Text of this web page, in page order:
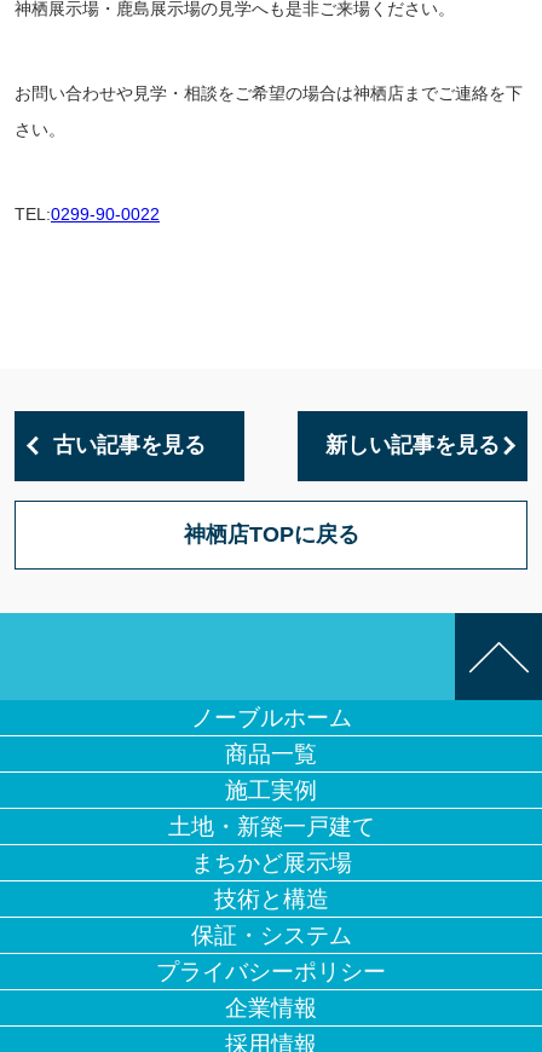
神栖展示場・鹿島展示場の見学へも是非ご来場ください。
お問い合わせや見学・相談をご希望の場合は神栖店までご連絡を下
さい。
TEL:0299-90-0022
古い記事を見る 新しい記事を見る
神栖店TOPに戻る
ノーブルホーム
商品一覧
施工実例
土地・新築一戸建て
まちかど展示場
技術と構造
保証・システム
プライバシーポリシー
企業情報
採用情報